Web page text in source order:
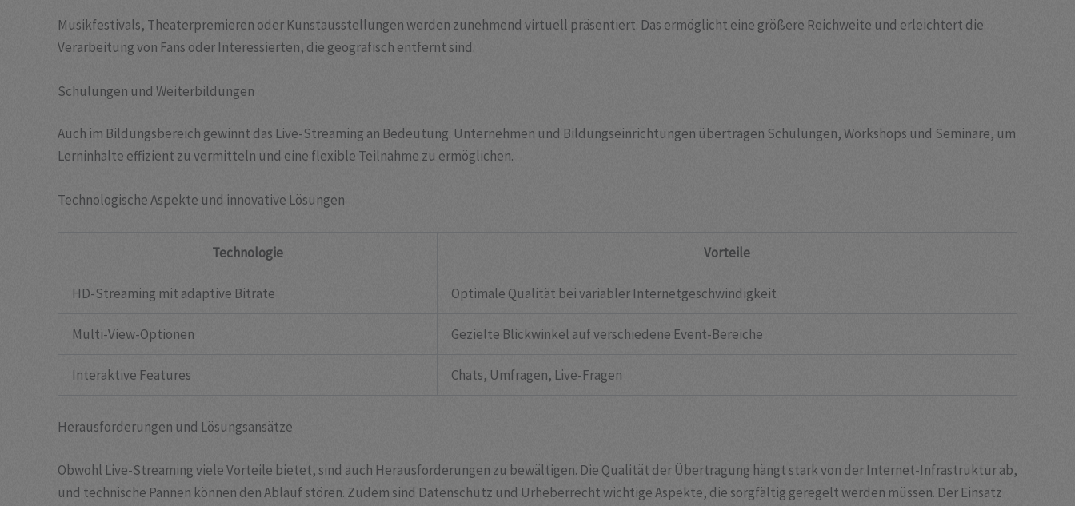
Musikfestivals, Theaterpremieren oder Kunstausstellungen werden zunehmend virtuell präsentiert. Das ermöglicht eine größere Reichweite und erleichtert die
Verarbeitung von Fans oder Interessierten, die geografisch entfernt sind.
Schulungen und Weiterbildungen
Auch im Bildungsbereich gewinnt das Live-Streaming an Bedeutung. Unternehmen und Bildungseinrichtungen übertragen Schulungen, Workshops und Seminare, um
Lerninhalte effizient zu vermitteln und eine flexible Teilnahme zu ermöglichen.
Technologische Aspekte und innovative Lösungen
Technologie Vorteile
HD-Streaming mit adaptive Bitrate Optimale Qualität bei variabler Internetgeschwindigkeit
Multi-View-Optionen Gezielte Blickwinkel auf verschiedene Event-Bereiche
Interaktive Features Chats, Umfragen, Live-Fragen
Herausforderungen und Lösungsansätze
Obwohl Live-Streaming viele Vorteile bietet, sind auch Herausforderungen zu bewältigen. Die Qualität der Übertragung hängt stark von der Internet-Infrastruktur ab,
und technische Pannen können den Ablauf stören. Zudem sind Datenschutz und Urheberrecht wichtige Aspekte, die sorgfältig geregelt werden müssen. Der Einsatz